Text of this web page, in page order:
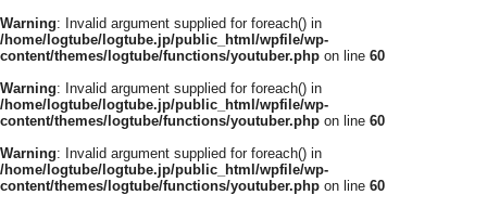
Warning: Invalid argument supplied for foreach() in
/home/logtube/logtube.jp/public_html/wpfile/wp-
content/themes/logtube/functions/youtuber.php on line 60
Warning: Invalid argument supplied for foreach() in
/home/logtube/logtube.jp/public_html/wpfile/wp-
content/themes/logtube/functions/youtuber.php on line 60
Warning: Invalid argument supplied for foreach() in
/home/logtube/logtube.jp/public_html/wpfile/wp-
content/themes/logtube/functions/youtuber.php on line 60